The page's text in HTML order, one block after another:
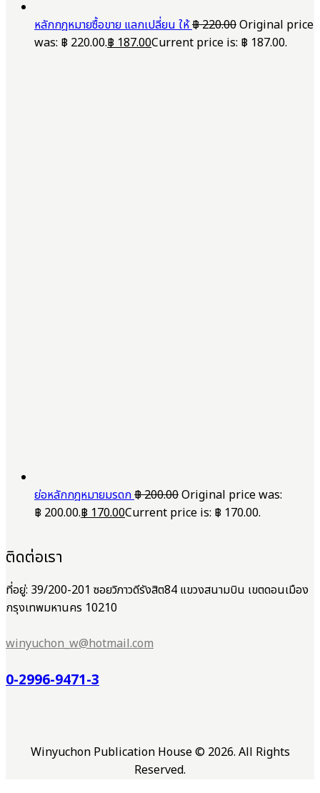
หลักกฎหมายซื้อขาย แลกเปลี่ยน ให้฿220.00Original price
was: ฿ 220.00.฿187.00Current price is: ฿ 187.00.
ย่อหลักกฎหมายมรดก฿200.00Original price was:
฿ 200.00.฿170.00Current price is: ฿ 170.00.
ติดต่อเรา
ที่อยู่: 39/200-201 ซอยวิภาวดีรังสิต84 แขวงสนามบิน เขตดอนเมือง
กรุงเทพมหานคร 10210
winyuchon_w@hotmail.com
0-2996-9471-3
Winyuchon Publication House © 2026. All Rights
Reserved.